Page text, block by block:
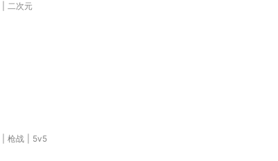
二次元
枪战
5v5